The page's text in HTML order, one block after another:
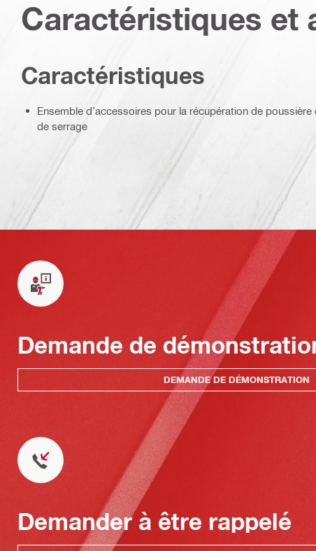
Caractéristiques et
Caractéristiques
Ensemble d’accessoires pour la récupération de
de serrage
Demande de
DEMANDE DE DÉMONSTRATION
Demander à être rappelé